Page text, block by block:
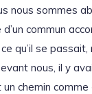
nous sommes
d’un commun
qu’il se
nous, il y
chemin